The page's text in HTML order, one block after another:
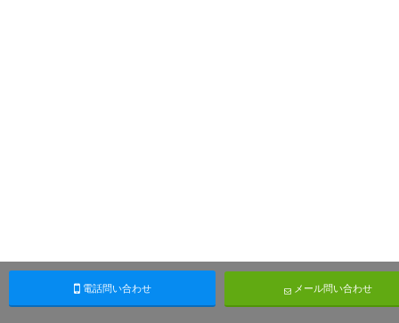
電話問い合わせ メール問い合わせ